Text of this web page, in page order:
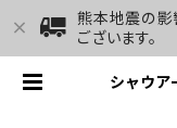
熊本地震の影
ございます。
シャウ